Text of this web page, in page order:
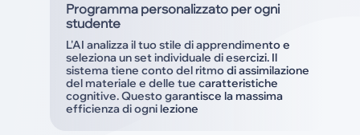
Programma personalizzato per ogni
studente
L'AI analizza il tuo stile di apprendimento e
seleziona un set individuale di esercizi. Il
sistema tiene conto del ritmo di assimilazione
del materiale e delle tue caratteristiche
cognitive. Questo garantisce la massima
efficienza di ogni lezione